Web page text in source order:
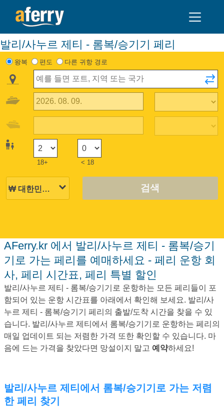
발리/사누르 제티 - 롬복/승기기 페리
왕복 편도 다른 귀항 경로
18+ < 18
검색
AFerry.kr 에서 발리/사누르 제티 - 롬복/승기
기로 가는 페리를 예매하세요 - 페리 운항 회
사, 페리 시간표, 페리 특별 할인
발리/사누르 제티 - 롬복/승기기로 운항하는 모든 페리들이 포
함되어 있는 운항 시간표를 아래에서 확인해 보세요. 발리/사
누르 제티 - 롬복/승기기 페리의 출발/도착 시간을 찾을 수 있
습니다. 발리/사누르 제티에서 롬복/승기기로 운항하는 페리의
매일 업데이트 되는 저렴한 가격 또한 확인할 수 있습니다. 마
음에 드는 가격을 찾았다면 망설이지 말고 예약하세요!
발리/사누르 제티에서 롬복/승기기로 가는 저렴
한 페리 찾기